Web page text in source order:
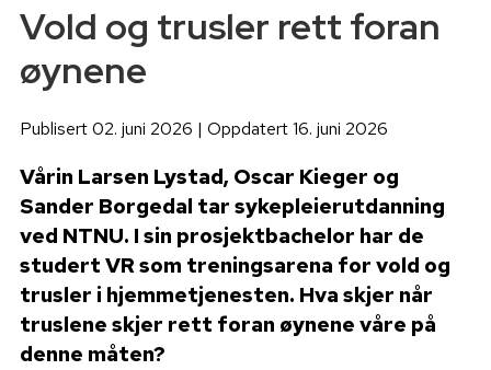
Vold og trusler rett foran
øynene
Publisert 02. juni 2026 | Oppdatert 16. juni 2026
Vårin Larsen Lystad, Oscar Kieger og
Sander Borgedal tar sykepleierutdanning
ved NTNU. I sin prosjektbachelor har de
studert VR som treningsarena for vold og
trusler i hjemmetjenesten. Hva skjer når
truslene skjer rett foran øynene våre på
denne måten?